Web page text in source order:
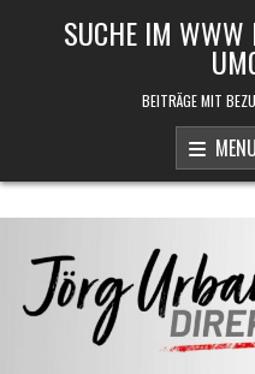
SUCHE IM WWW
BEITRÄGE MIT
MENU